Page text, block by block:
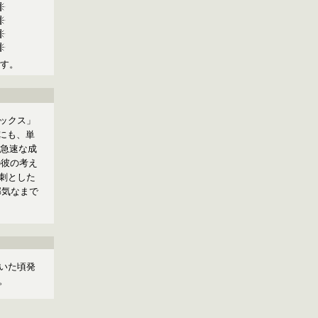
。
クス」
も、単
速な成
の考え
とした
なまで
た頃発